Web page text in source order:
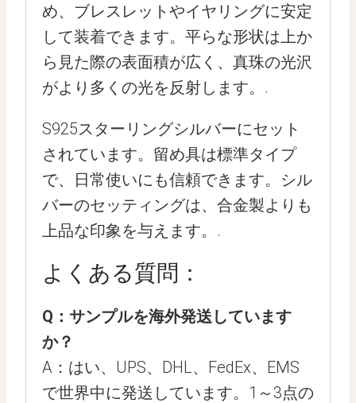
め、ブレスレットやイヤリングに安定
して装着できます。平らな形状は上か
ら見た際の表面積が広く、真珠の光沢
がより多くの光を反射します。.
S925スターリングシルバーにセット
されています。留め具は標準タイプ
で、日常使いにも信頼できます。シル
バーのセッティングは、合金製よりも
上品な印象を与えます。.
よくある質問：
Q：サンプルを海外発送しています
か？
A：はい、UPS、DHL、FedEx、EMS
で世界中に発送しています。1～3点の